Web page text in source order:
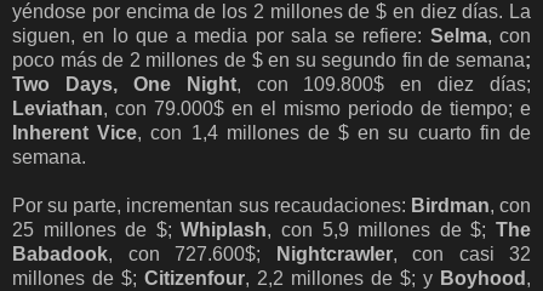
yéndose por encima de los 2 millones de $ en diez días. La
siguen, en lo que a media por sala se refiere: Selma, con
poco más de 2 millones de $ en su segundo fin de semana;
Two Days, One Night, con 109.800$ en diez días;
Leviathan, con 79.000$ en el mismo periodo de tiempo; e
Inherent Vice, con 1,4 millones de $ en su cuarto fin de
semana.
Por su parte, incrementan sus recaudaciones: Birdman, con
25 millones de $;Whiplash, con 5,9 millones de $;The
Babadook, con 727.600$; Nightcrawler, con casi 32
millones de $; Citizenfour, 2,2 millones de $; y Boyhood ,